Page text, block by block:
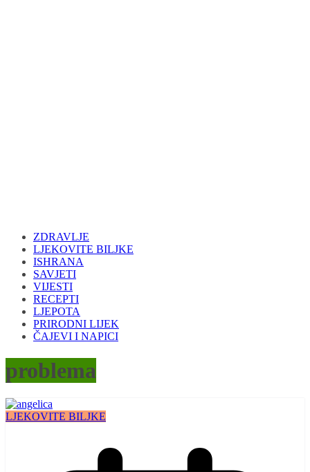
ZDRAVLJE
LJEKOVITE BILJKE
ISHRANA
SAVJETI
VIJESTI
RECEPTI
LJEPOTA
PRIRODNI LIJEK
ČAJEVI I NAPICI
problema
LJEKOVITE BILJKE